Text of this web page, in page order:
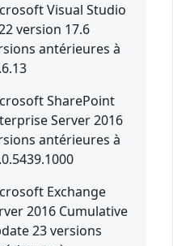
Visual Studio
version 17.6
antérieures à
SharePoint
Server 2016
antérieures à
Exchange
2016 Cumulative
23 versions